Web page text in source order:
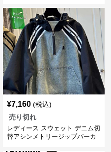
¥7,160 (税込)
売り切れ
レディース スウェット デニム切
替アシンメトリージップパーカ